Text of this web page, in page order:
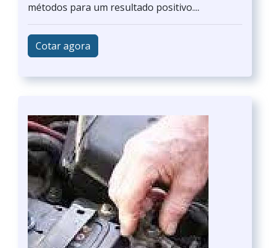
métodos para um resultado positivo....
Cotar agora